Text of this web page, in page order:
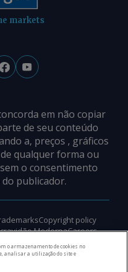
markets
em não copiar
de seu conteúdo
a, preços , gráficos
qualquer forma ou
o consentimento
publicador.
Copyright policy
ModernaCareers
o armazenamento de cookies no
analisar a utilização do site e